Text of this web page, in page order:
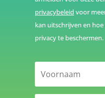
privacybeleid voor
kan uitschrijven en
privacy te beschermen.